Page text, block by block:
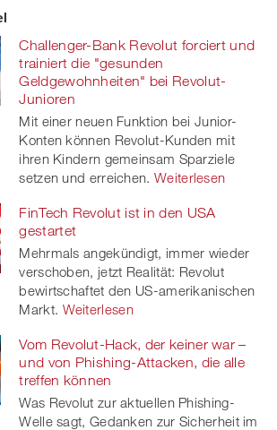
on
twitt
er
linkedinXing
Challenger-Bank Revolut forciert und
trainiert die "gesunden
Geldgewohnheiten" bei Revolut-
Junioren
Mit einer neuen Funktion bei Junior-
Konten können Revolut-Kunden mit
ihren Kindern gemeinsam Sparziele
setzen und erreichen. Weiterlesen
FinTech Revolut ist in den USA
gestartet
Mehrmals angekündigt, immer wieder
verschoben, jetzt Realität: Revolut
bewirtschaftet den US-amerikanischen
Markt. Weiterlesen
Vom Revolut-Hack, der keiner war –
und von Phishing-Attacken, die alle
treffen können
Was Revolut zur aktuellen Phishing-
Welle sagt, Gedanken zur Sicherheit im